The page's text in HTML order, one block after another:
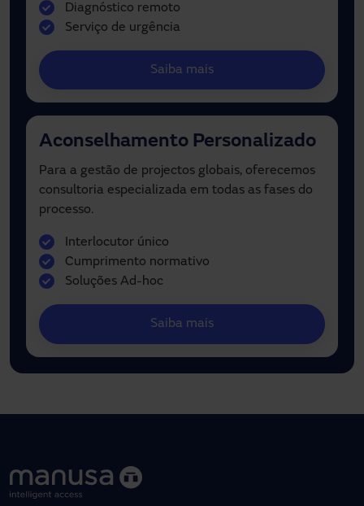
Diagnóstico remoto
Serviço de urgência
Saiba mais
Aconselhamento Personalizado
Para a gestão de projectos globais, oferecemos
consultoria especializada em todas as fases do
processo.
Interlocutor único
Cumprimento normativo
Soluções Ad-hoc
Saiba mais